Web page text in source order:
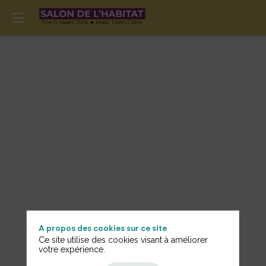
Informations
A propos des cookies sur ce site
Ce site utilise des cookies visant à améliorer
votre expérience.